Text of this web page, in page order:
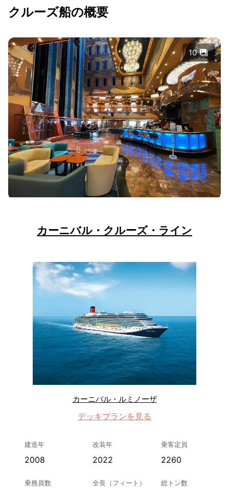
クルーズ船の概要
10
カーニバル・クルーズ・ライン
カーニバル・ルミノーザ
デッキプランを見る
建造年
2008
改装年
2022
乗客定員
2260
乗務員数 全長（フィート） 総トン数